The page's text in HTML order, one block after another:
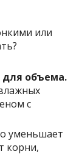
или
для объема.
с
уменьшает
корни,